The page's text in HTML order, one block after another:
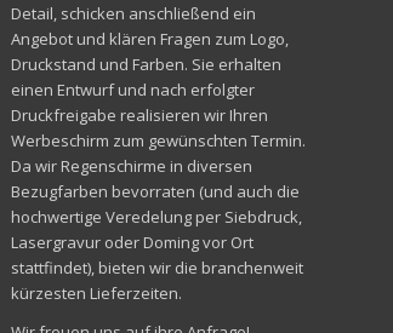
Detail, schicken anschließend ein
Angebot und klären Fragen zum Logo,
Druckstand und Farben. Sie erhalten
einen Entwurf und nach erfolgter
Druckfreigabe realisieren wir Ihren
Werbeschirm zum gewünschten Termin.
Da wir Regenschirme in diversen
Bezugfarben bevorraten (und auch die
hochwertige Veredelung per Siebdruck,
Lasergravur oder Doming vor Ort
stattfindet), bieten wir die branchenweit
kürzesten Lieferzeiten.